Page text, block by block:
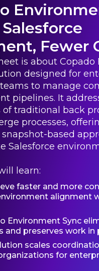
Fewer
is about
designed for
to manage
pipelines. It
of traditional back
processes,
based
Salesforce
learn:
faster and more
alignment
Environment Sync
and preserves work in
scales
for